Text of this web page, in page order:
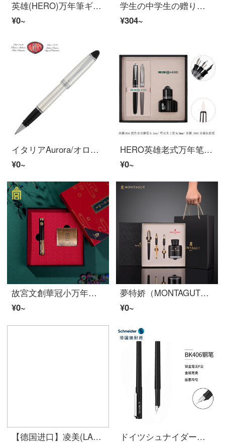
英雄(HERO)万年筆ギフトボックス学生インクセット男性女性0.5 mm明尖サインペンビジネス高級精緻ギフトギフト刻字カスタマイズ【格紋ペン身】磨砂黒
¥0~
学生の中学生の赠り物先生の诞生日の赠り物女の人は彼女の羽の本の道の笔の卒业の感谢祭の赠り物先生の実用的なクリスマスの赠り物学生の友达の万年の笔のスーツヨーロッパ式の复古の羽の本の道の笔のスーツ
¥304~
イタリアAurora/オロラ宝珠ペンIpsilon意普西倫方格925銀男女ビジネスオフィスサインペン高級ギフトボックス刻字可能方格銀棒銀帽白クリップ
¥0~
HERO英雄老式万年笔経典习字856型硬笔书道美工笔万年笔笔笔笔笔笔笔笔笔螺旋式笔帽万年笔黒+金属灰软笔【インクギフトボックス】曲げ尖美工笔0.8 mm
¥0~
故宮文創華冠小万年筆礼箱セットに硬筆書道習字を書くオフィスビジネス土産wj黒檀木
¥0~
夢特娇（MONTAGUT）万年笔/宝珠笔/小美工書道習字男女史執務成人筆礼箱英知シリーズ黒金夹
¥0~
【德国进口】凌美(LAMY)万年筆签字笔墨水笔Safari狩猎者学生商务签字办公笔学生练字万年筆F笔尖 黄色龙骨套盒(含吸墨器)
ドイツシュナイダー万年笔の学生が大人になりました。男女三年生のオフィス専用署名ペンが輸入インクペンF尖BK 406黒です。